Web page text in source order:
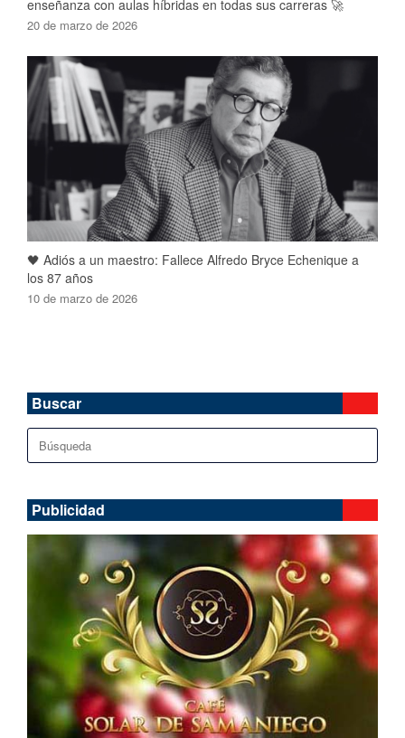
enseñanza con aulas híbridas en todas sus carreras 🚀
20 de marzo de 2026
🖤 Adiós a un maestro: Fallece Alfredo Bryce Echenique a
los 87 años
10 de marzo de 2026
Buscar
Buscar:
Publicidad